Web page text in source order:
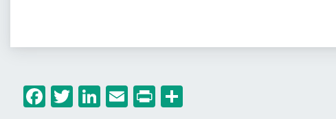
Facebook
Twitter
LinkedIn
Email
Print